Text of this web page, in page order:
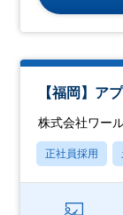
【福岡】ア
株式会社ワー
正社員採用